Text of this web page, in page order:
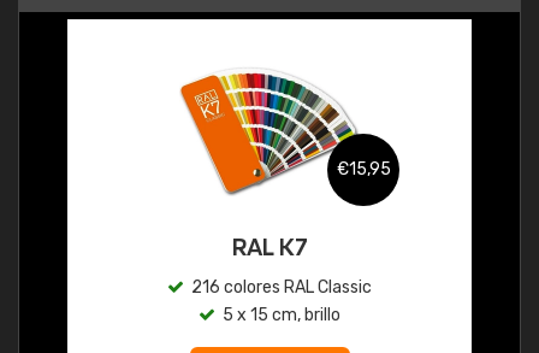
€15,95
RAL K7
216 colores RAL Classic
5 x 15 cm, brillo